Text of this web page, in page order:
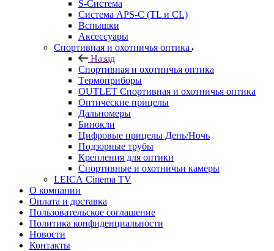
S-Система
Система APS-C (TL и CL)
Вспышки
Аксессуары
Спортивная и охотничья оптика
Назад
Спортивная и охотничья оптика
Tермоприборы
OUTLET Спортивная и охотничья оптика
Оптические прицелы
Дальномеры
Бинокли
Цифровые прицелы День/Ночь
Подзорные трубы
Крепления для оптики
Спортивные и охотничьи камеры
LEICA Cinema TV
О компании
Оплата и доставка
Пользовательское соглашение
Политика конфиденциальности
Новости
Контакты